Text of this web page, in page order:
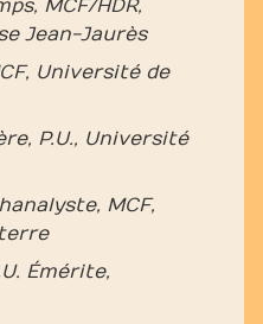
MCF/HDR,
Jean-Jaurès
Université de
P.U., Université
MCF,
Émérite,